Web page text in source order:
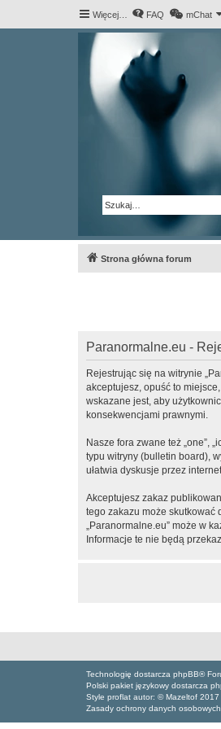
Więcej… FAQ mChat
Strona główna forum
Paranormalne.eu -
Rejestrując się na witrynie
akceptujesz, opuść to
wskazane jest, aby
konsekwencjami prawnymi.
Nasze fora zwane też „one”,
typu witryny (bulletin board),
ułatwia dyskusje przez
Akceptujesz zakaz
tego zakazu może skutkować
„Paranormalne.eu” może w
Informacje te nie będą
Technologię dostarcza phpBB®
Polski pakiet językowy dostarcza
Style proflat autor: ©Mazeltof 2017
Zasady ochrony danych osobowych